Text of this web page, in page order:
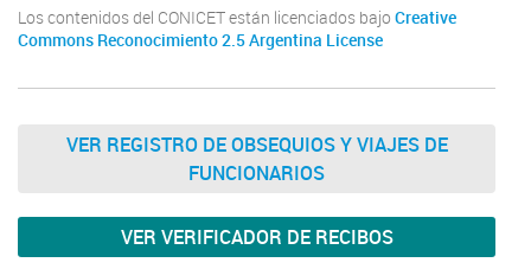
Los contenidos del CONICET están licenciados bajo Creative
Commons Reconocimiento 2.5 Argentina License
VER REGISTRO DE OBSEQUIOS Y VIAJES DE
FUNCIONARIOS
VER VERIFICADOR DE RECIBOS